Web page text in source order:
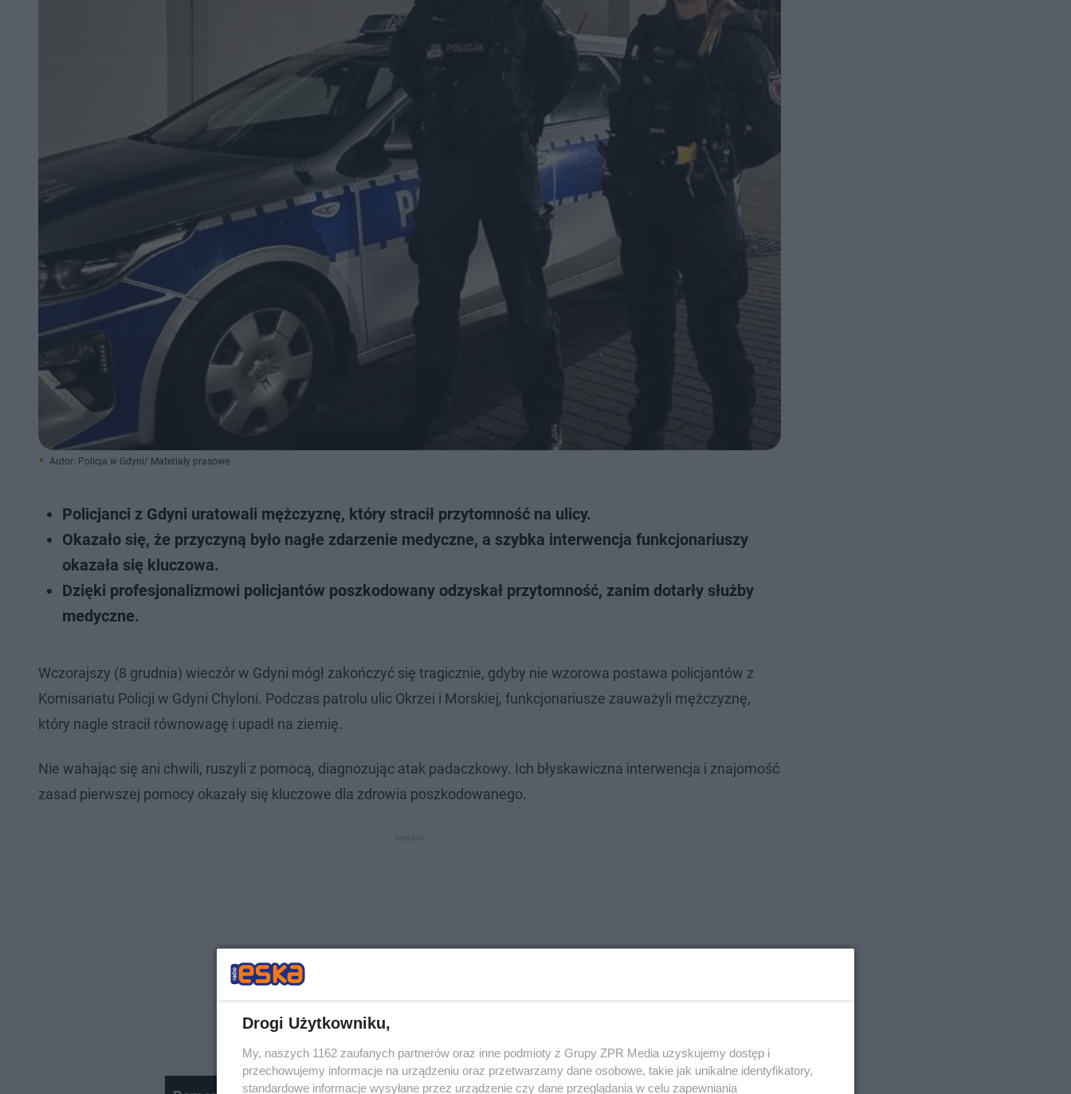
Autor: Policja w Gdyni/ Materiały prasowe
Policjanci z Gdyni uratowali mężczyznę, który stracił przytomność na ulicy.
Okazało się, że przyczyną było nagłe zdarzenie medyczne, a szybka interwencja funkcjonariuszy
okazała się kluczowa.
Dzięki profesjonalizmowi policjantów poszkodowany odzyskał przytomność, zanim dotarły służby
medyczne.
Wczorajszy (8 grudnia) wieczór w Gdyni mógł zakończyć się tragicznie, gdyby nie wzorowa postawa policjantów z
Komisariatu Policji w Gdyni Chyloni. Podczas patrolu ulic Okrzei i Morskiej, funkcjonariusze zauważyli mężczyznę,
który nagle stracił równowagę i upadł na ziemię.
Nie wahając się ani chwili, ruszyli z pomocą, diagnozując atak padaczkowy. Ich błyskawiczna interwencja i znajomość
zasad pierwszej pomocy okazały się kluczowe dla zdrowia poszkodowanego.
Drogi Użytkowniku,
My, naszych 1162 zaufanych partnerów oraz inne podmioty z Grupy ZPR Media uzyskujemy dostęp i
przechowujemy informacje na urządzeniu oraz przetwarzamy dane osobowe, takie jak unikalne identyfikatory,
standardowe informacje wysyłane przez urządzenie czy dane przeglądania w celu zapewniania